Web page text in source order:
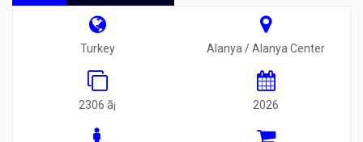
Turkey Alanya / Alanya Center
2306 ã¡ 2026